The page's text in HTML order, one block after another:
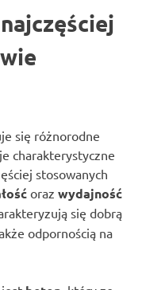
się różnorodne
charakterystyczne
stosowanych
oraz wydajność
się dobrą
odpornością na